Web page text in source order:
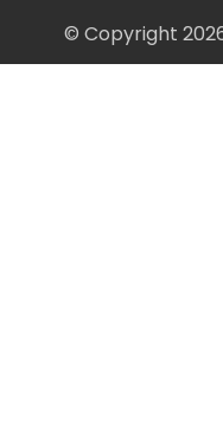
© Copyright